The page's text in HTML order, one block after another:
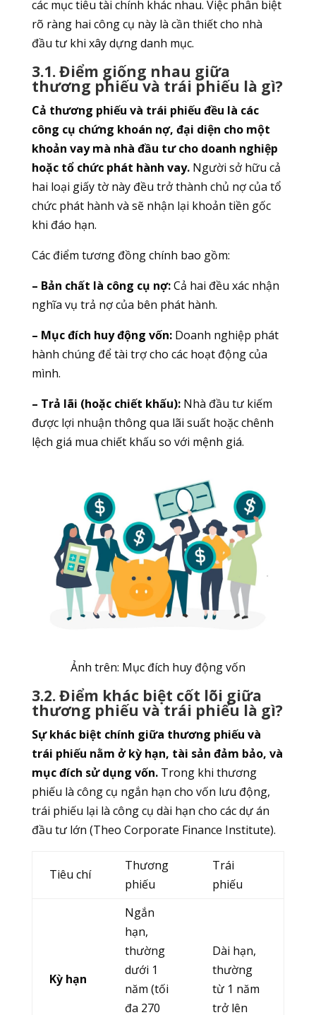
các mục tiêu tài chính khác nhau. Việc phân biệt
rõ ràng hai công cụ này là cần thiết cho nhà
đầu tư khi xây dựng danh mục.
3.1. Điểm giống nhau giữa
thương phiếu và trái phiếu là gì?
Cả thương phiếu và trái phiếu đều là các
công cụ chứng khoán nợ, đại diện cho một
khoản vay mà nhà đầu tư cho doanh nghiệp
hoặc tổ chức phát hành vay.Người sở hữu cả
hai loại giấy tờ này đều trở thành chủ nợ của tổ
chức phát hành và sẽ nhận lại khoản tiền gốc
khi đáo hạn.
Các điểm tương đồng chính bao gồm:
– Bản chất là công cụ nợ:Cả hai đều xác nhận
nghĩa vụ trả nợ của bên phát hành.
– Mục đích huy động vốn:Doanh nghiệp phát
hành chúng để tài trợ cho các hoạt động của
mình.
– Trả lãi (hoặc chiết khấu):Nhà đầu tư kiếm
được lợi nhuận thông qua lãi suất hoặc chênh
lệch giá mua chiết khấu so với mệnh giá.
Ảnh trên: Mục đích huy động vốn
3.2. Điểm khác biệt cốt lõi giữa
thương phiếu và trái phiếu là gì?
Sự khác biệt chính giữa thương phiếu và
trái phiếu nằm ở kỳ hạn, tài sản đảm bảo, và
mục đích sử dụng vốn.Trong khi thương
phiếu là công cụ ngắn hạn cho vốn lưu động,
trái phiếu lại là công cụ dài hạn cho các dự án
đầu tư lớn (Theo Corporate Finance Institute).
Tiêu chí
Thương
phiếu
Trái
phiếu
Kỳ hạn
Ngắn
hạn,
thường
dưới 1
năm (tối
đa 270
Dài hạn,
thường
từ 1 năm
trở lên